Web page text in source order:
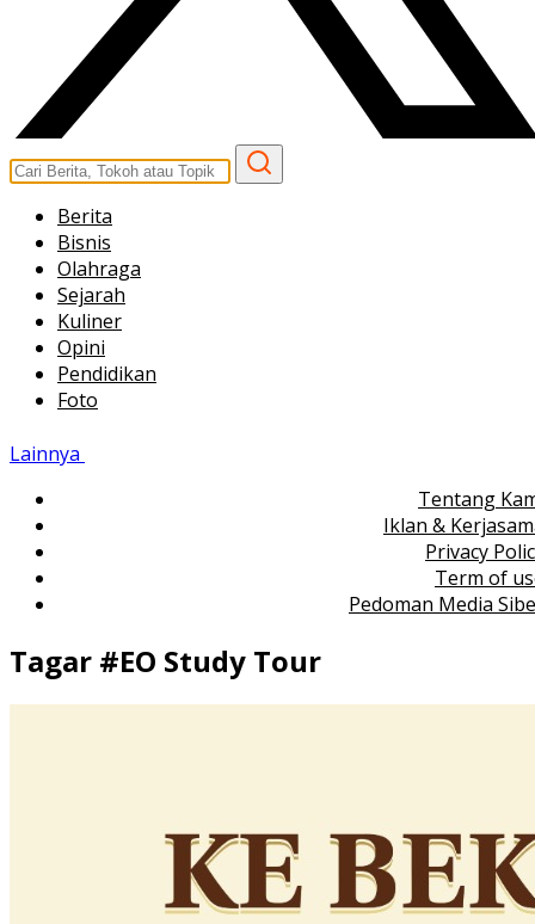
Berita
Bisnis
Olahraga
Sejarah
Kuliner
Opini
Pendidikan
Foto
Lainnya
Tentang
Iklan &
Privacy
Term of
Pedoman Media
Tagar #EO Study Tour